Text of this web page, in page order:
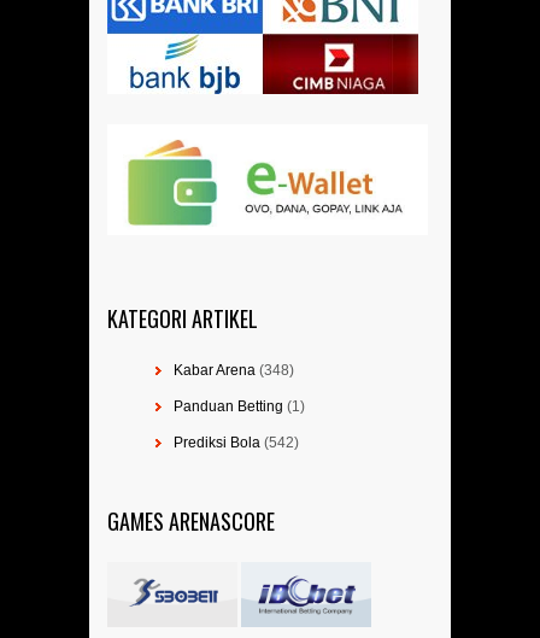
KATEGORI ARTIKEL
Kabar Arena (348)
Panduan Betting (1)
Prediksi Bola (542)
GAMES ARENASCORE